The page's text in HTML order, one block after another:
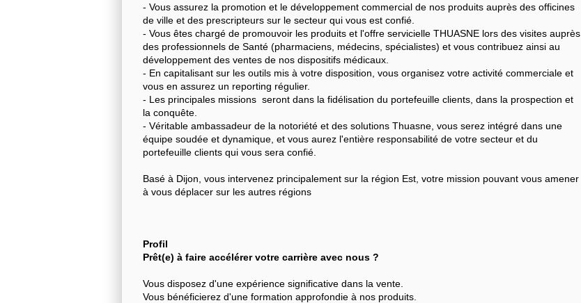
- Vous assurez la promotion et le développement commercial de nos produits auprès des officines
de ville et des prescripteurs sur le secteur qui vous est confié.
- Vous êtes chargé de promouvoir les produits et l'offre servicielle THUASNE lors des visites auprès
des professionnels de Santé (pharmaciens, médecins, spécialistes) et vous contribuez ainsi au
développement des ventes de nos dispositifs médicaux.
- En capitalisant sur les outils mis à votre disposition, vous organisez votre activité commerciale et
vous en assurez un reporting régulier.
- Les principales missions seront dans la fidélisation du portefeuille clients, dans la prospection et
la conquête.
- Véritable ambassadeur de la notoriété et des solutions Thuasne, vous serez intégré dans une
équipe soudée et dynamique, et vous aurez l'entière responsabilité de votre secteur et du
portefeuille clients qui vous sera confié.
Basé à Dijon, vous intervenez principalement sur la région Est, votre mission pouvant vous amener
à vous déplacer sur les autres régions
Profil
Prêt(e) à faire accélérer votre carrière avec nous ?
Vous disposez d'une expérience significative dans la vente.
Vous bénéficierez d'une formation approfondie à nos produits.